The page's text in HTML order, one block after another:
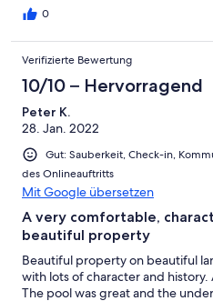
0
Verifizierte Bewertung
10/10 – Hervorragend
Peter K.
28. Jan. 2022
Gut: Sauberkeit, Check-in,
des Onlineauftritts
Mit Google übersetzen
A very comfortable,
beautiful property
Beautiful property on beautiful
with lots of character and
The pool was great and the